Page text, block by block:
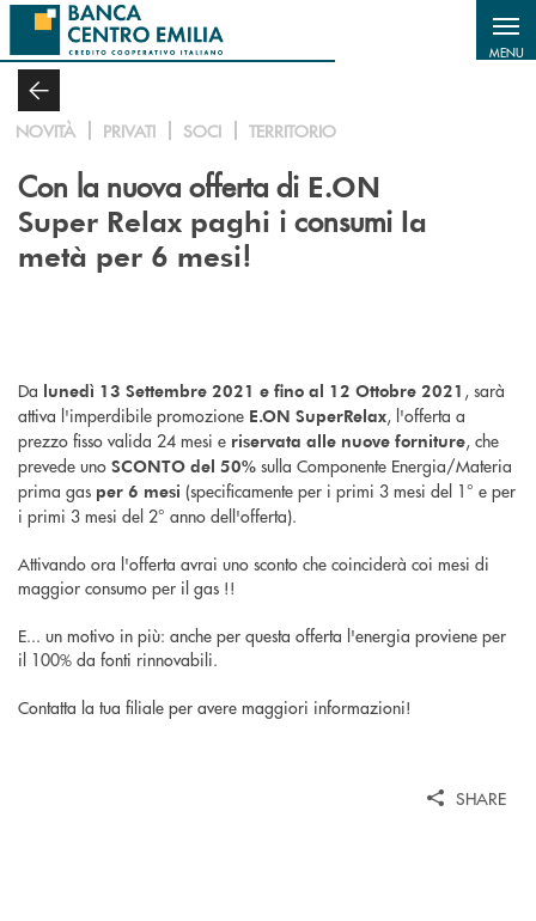
Salta al contenuto principale
MENU
NOVITÀ PRIVATI SOCI TERRITORIO
Con la nuova offerta di E.ON
Super Relax paghi i consumi la
metà per 6 mesi!
Da lunedì 13 Settembre 2021 e fino al 12 Ottobre 2021 , sarà
attiva l'imperdibile promozione E.ON SuperRelax, l'offerta a
prezzo fisso valida 24 mesi e riservata alle nuove forniture, che
prevede uno SCONTO del 50% sulla Componente Energia/Materia
prima gas per 6 mesi (specificamente per i primi 3 mesi del 1° e per
i primi 3 mesi del 2° anno dell'offerta).
Attivando ora l'offerta avrai uno sconto che coinciderà coi mesi di
maggior consumo per il gas !!
E... un motivo in più: anche per questa offerta l'energia proviene per
il 100% da fonti rinnovabili.
Contatta la tua filiale per avere maggiori informazioni!
SHARE